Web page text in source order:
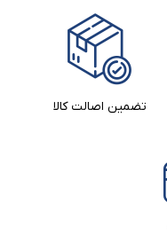
تضمین اصالت کالا​